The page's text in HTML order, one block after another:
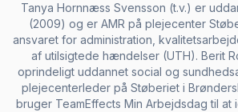
Tanya Hornnæss Svensson (t.v.) er
(2009) og er AMR på plejecenter
ansvaret for administration,
af utilsigtede hændelser (UTH). Berit
oprindeligt uddannet social og
plejecenterleder på Støberiet i
bruger TeamEffects Min Arbejdsdag til at